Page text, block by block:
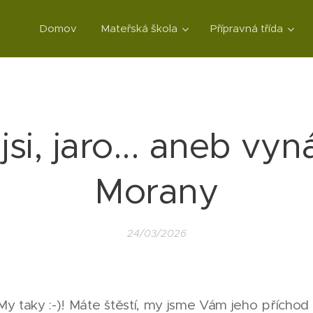
Domov Mateřská škola Přípravná třída
jaro... aneb
Morany
24/03/2026
taky :-)! Máte štěstí, my jsme Vám jeho